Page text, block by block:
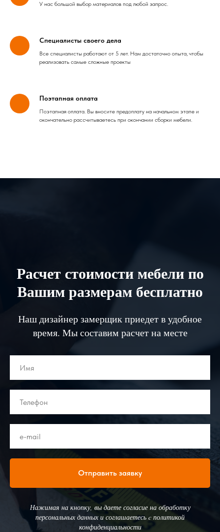
У нас большой выбор материалов под любой запрос.
Специалисты своего дела
Все специалисты работают от 5 лет. Нам достаточно опыта, чтобы
реализовать самые сложные проекты
Поэтапная оплата
Поэтапная оплата. Вы вносите предоплату на начальном этапе и
окончательно рассчитываетесь при окончании сборки мебели.
Расчет стоимости мебели по
Вашим размерам бесплатно
Наш дизайнер замерщик приедет в удобное
время. Мы составим расчет на месте
Отправить заявку
Нажимая на кнопку, вы даете согласие на обработку
персональных данных и соглашаетесь c политикой
конфиденциальности